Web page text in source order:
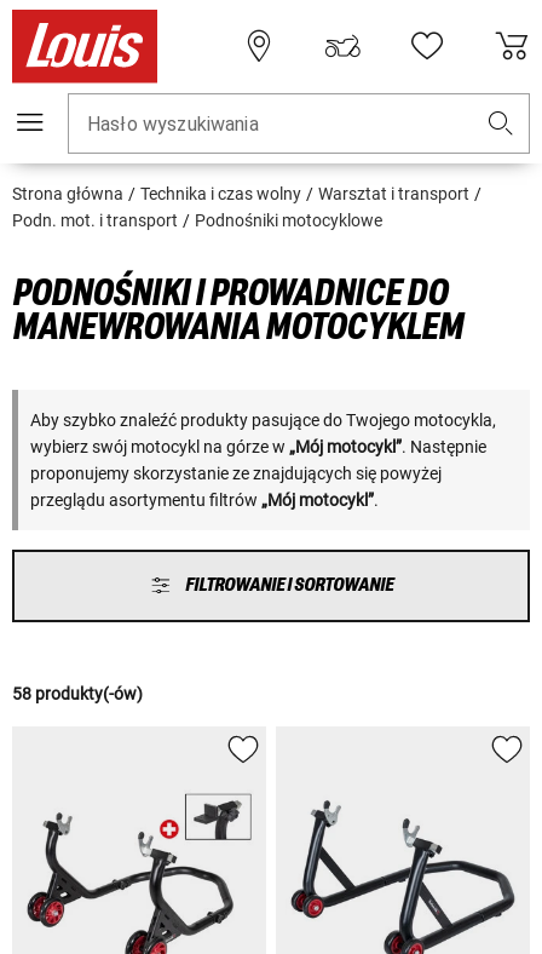
Hasło wyszukiwania
Strona główna Technika i czas wolny
Warsztat i transport
Podn. mot. i transport
Podnośniki motocyklowe
PODNOŚNIKI I PROWADNICE DO
MANEWROWANIA MOTOCYKLEM
Aby szybko znaleźć produkty pasujące do Twojego motocykla,
wybierz swój motocykl na górze w „Mój motocykl”. Następnie
proponujemy skorzystanie ze znajdujących się powyżej
przeglądu asortymentu filtrów „Mój motocykl”.
FILTROWANIE I SORTOWANIE
58 produkty(-ów)